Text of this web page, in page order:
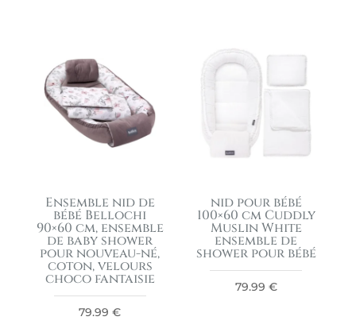
Ensemble nid de
bébé Bellochi
90×60 cm, ensemble
de baby shower
pour nouveau-né,
coton, velours
choco fantaisie
79.99€
nid pour bébé
100×60 cm Cuddly
Muslin White
ensemble de
shower pour bébé
79.99 €